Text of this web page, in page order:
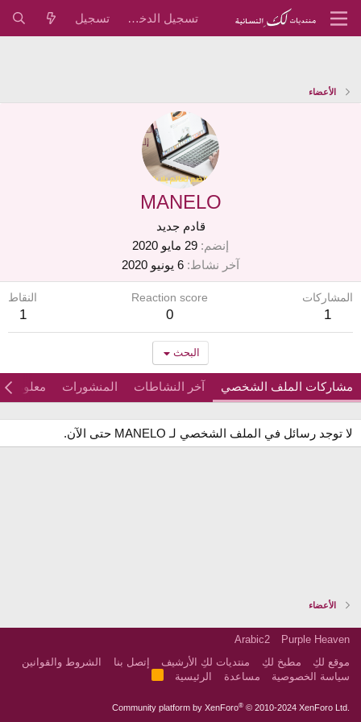
تسجيل الدخول تسجيل
الأعضاء
MANELO
قادم جديد
إنضم 29 مايو 2020
آخر نشاط 6 يونيو 2020
المشاركات
1
Reaction score
0
النقاط
1
البحث
مشاركات الملف الشخصي آخر النشاطات المنشورات معلومات
لا توجد رسائل في الملف الشخصي لـ MANELO حتى الآن.
الأعضاء
Purple Heaven
Arabic2
موقع لكِ
مطبخ لكِ منتديات لكِ الأرشيف إتصل بنا
الشروط والقوانين
سياسة الخصوصية
مساعدة الرئيسية
Community platform by XenForo® © 2010-2024 XenForo Ltd.